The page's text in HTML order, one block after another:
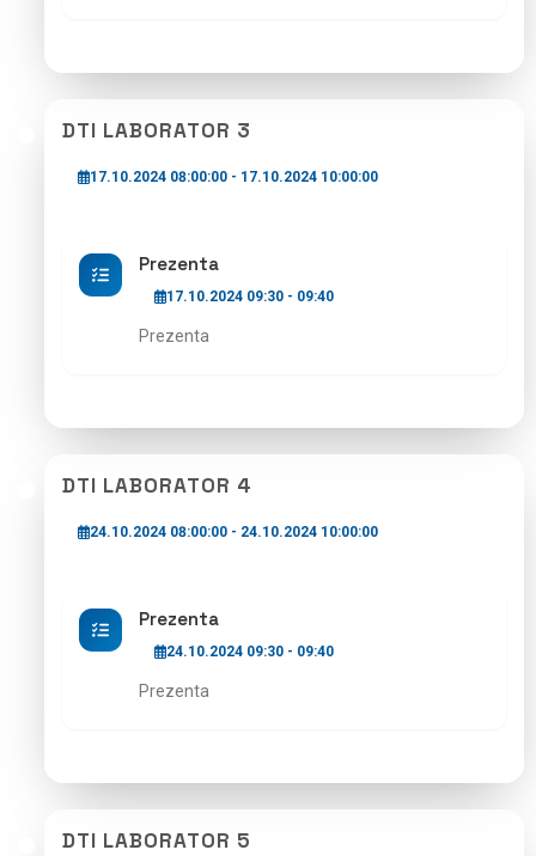
DTI LABORATOR 3
17.10.2024 08:00:00 - 17.10.2024 10:00:00
Prezenta
17.10.2024 09:30 - 09:40
Prezenta
DTI LABORATOR 4
24.10.2024 08:00:00 - 24.10.2024 10:00:00
Prezenta
24.10.2024 09:30 - 09:40
Prezenta
DTI LABORATOR 5